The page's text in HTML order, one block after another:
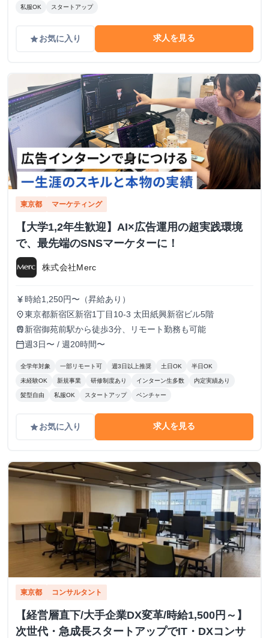
私服OK スタートアップ
gradeお気に入り 求人を見る
東京都 マーケティング
【大学1,2年生歓迎】AI×広告運用の超実践環境
で、最先端のSNSマーケターに！
株式会社Merc
currency_yen 時給1,250円〜（昇給あり）
place東京都新宿区新宿1丁目10-3 太田紙興新宿ビル5階
train 新宿御苑前駅から徒歩3分、リモート勤務も可能
calendar_today週3日〜 / 週20時間〜
全学年対象 一部リモート可 週3日以上推奨 土日OK 半日OK
未経験OK 新規事業 研修制度あり インターン生多数 内定実績あり
髪型自由 私服OK スタートアップ ベンチャー
gradeお気に入り 求人を見る
東京都 コンサルタント
【経営層直下/大手企業DX変革/時給1,500円～】
次世代・急成長スタートアップでIT・DXコンサ